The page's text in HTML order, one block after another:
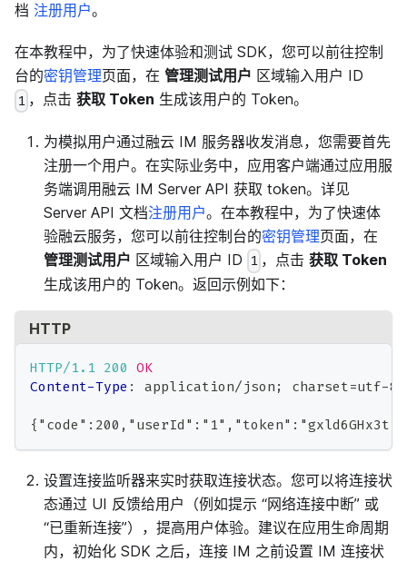
档 注册用户。
在本教程中，为了快速体验和测试 SDK，您可以前往控制
台的密钥管理页面，在 管理测试用户 区域输入用户 ID
1 ，点击获取 Token 生成该用户的 Token。
为模拟用户通过融云 IM 服务器收发消息，您需要首先
注册一个用户。在实际业务中，应用客户端通过应用服
务端调用融云 IM Server API 获取 token。详见
Server API 文档注册用户。在本教程中，为了快速体
验融云服务，您可以前往控制台的密钥管理页面，在
管理测试用户 区域输入用户 ID 1 ，点击获取 Token
生成该用户的 Token。返回示例如下：
HTTP
HTTP/1.1 200 OK
Content-Type : application/json; charset=utf-8
设置连接监听器来实时获取连接状态。您可以将连接状
态通过 UI 反馈给用户（例如提示 “网络连接中断” 或
“已重新连接”），提高用户体验。建议在应用生命周期
内，初始化 SDK 之后，连接 IM 之前设置 IM 连接状